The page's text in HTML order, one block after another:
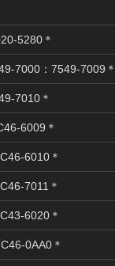
5280＊
7000：7549-7009＊
7010＊
6009＊
6010＊
7011＊
6020＊
0AA0＊